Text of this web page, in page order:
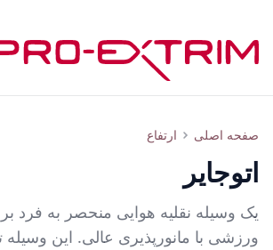
صفحه اصلی ارتفاع اتوجایر
اتوجایر
یک وسیله نقلیه هوایی منحصر به فرد
ورزشی با مانورپذیری عالی. این وسیله